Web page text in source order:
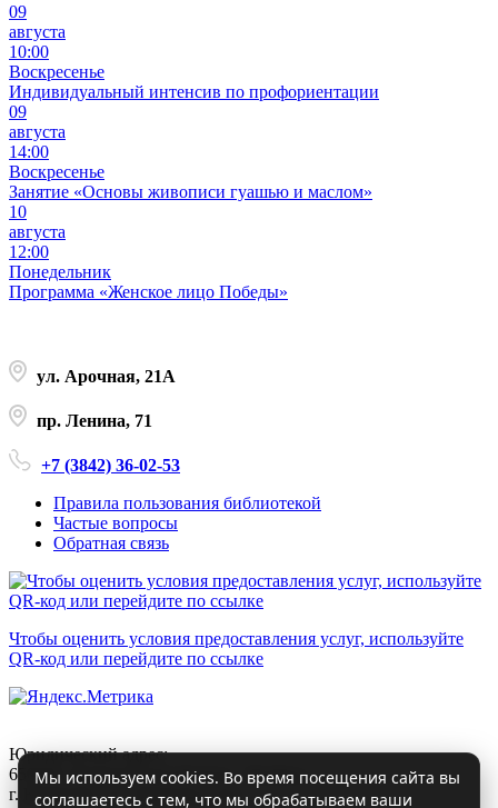
09
августа
10:00
Воскресенье
Индивидуальный интенсив по профориентации
09
августа
14:00
Воскресенье
Занятие «Основы живописи гуашью и маслом»
10
августа
12:00
Понедельник
Программа «Женское лицо Победы»
ул. Арочная, 21А
пр. Ленина, 71
+7 (3842) 36-02-53
Правила пользования библиотекой
Частые вопросы
Обратная связь
Чтобы оценить условия предоставления услуг, используйте
QR-код или перейдите по ссылке
Юридический адрес:
650000, Кемеровская область – Кузбасс,
г. Кемерово, ул. Арочная д.21а
Мы используем cookies. Во время посещения сайта вы
соглашаетесь с тем, что мы обрабатываем ваши